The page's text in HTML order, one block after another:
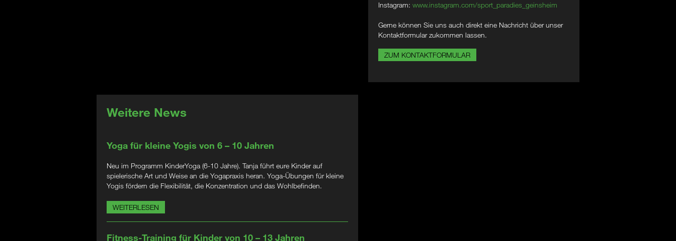
Instagram: www.instagram.com/sport_paradies_geinsheim
Gerne können Sie uns auch direkt eine Nachricht über unser
Kontaktformular zukommen lassen.
ZUM KONTAKTFORMULAR
Weitere News
Yoga für kleine Yogis von 6 – 10 Jahren
Neu im Programm KinderYoga (6-10 Jahre). Tanja führt eure Kinder auf
spielerische Art und Weise an die Yogapraxis heran. Yoga-Übungen für kleine
Yogis fördern die Flexibilität, die Konzentration und das Wohlbefinden.
WEITERLESEN
Fitness-Training für Kinder von 10 – 13 Jahren